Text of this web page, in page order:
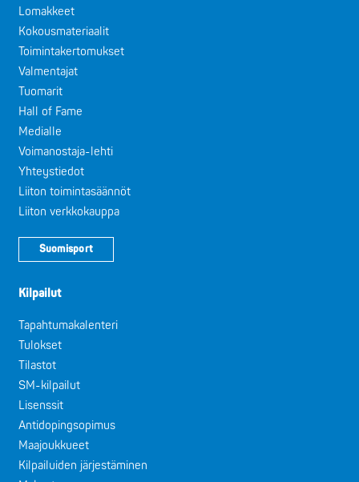
Lomakkeet
Kokousmateriaalit
Toimintakertomukset
Valmentajat
Tuomarit
Hall of Fame
Medialle
Voimanostaja-lehti
Yhteystiedot
Liiton toimintasäännöt
Liiton verkkokauppa
Suomisport
Kilpailut
Tapahtumakalenteri
Tulokset
Tilastot
SM-kilpailut
Lisenssit
Antidopingsopimus
Maajoukkueet
Kilpailuiden järjestäminen